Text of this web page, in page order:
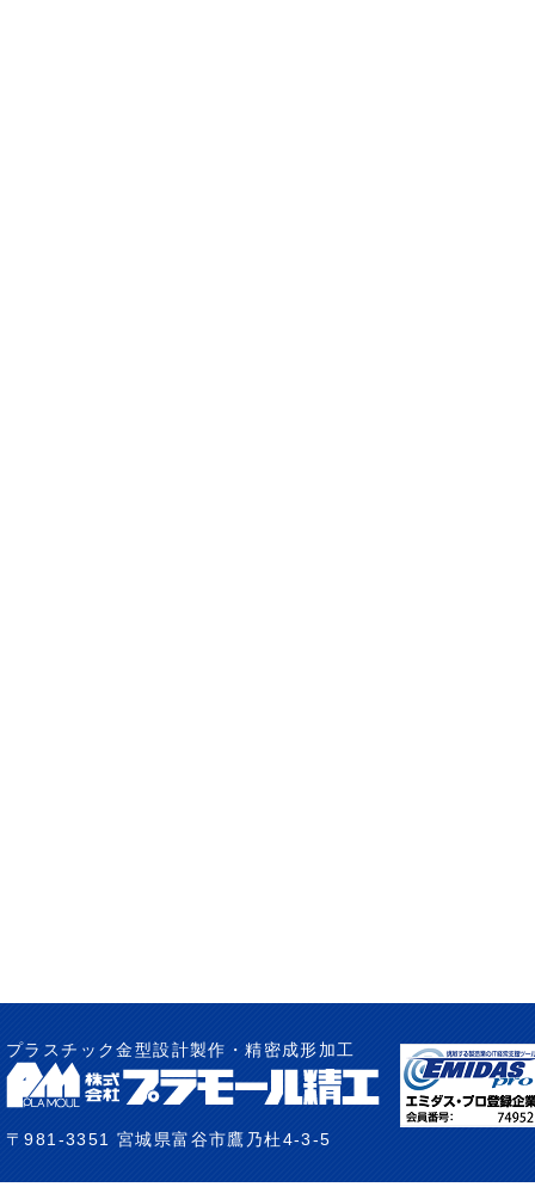
プラスチック金型設計製作・精密成形加工
〒981-3351 宮城県富谷市鷹乃杜4-3-5